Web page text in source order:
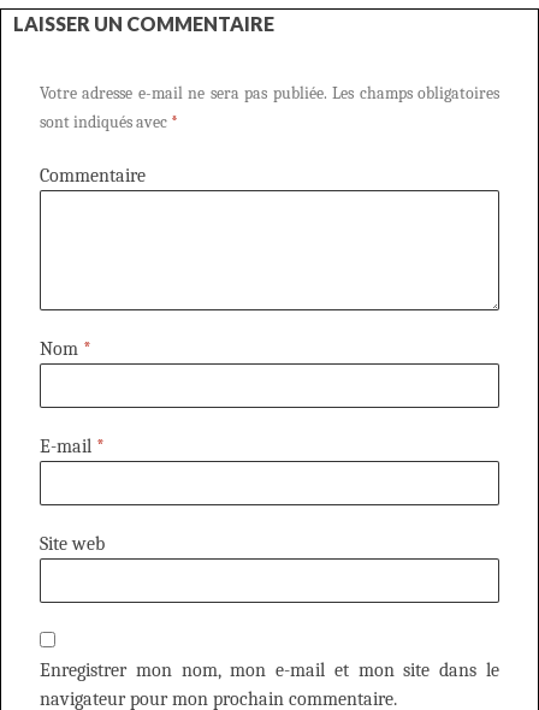
LAISSER UN COMMENTAIRE
Votre adresse e-mail ne sera pas publiée. Les champs obligatoires
sont indiqués avec *
Commentaire
Nom *
E-mail *
Site web
Enregistrer mon nom, mon e-mail et mon site dans le
navigateur pour mon prochain commentaire.